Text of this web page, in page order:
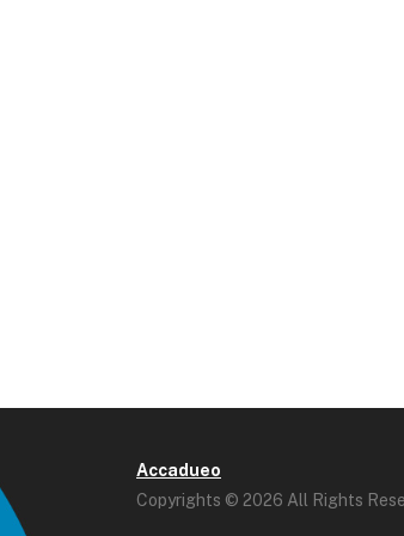
Accadueo
Copyrights © 2026 All Rights